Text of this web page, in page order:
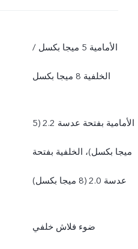
الأمامية 5 ميجا بكسل /
الخلفية 8 ميجا بكسل
الأمامية بفتحة عدسة 2.2 (5
ميجا بكسل)، الخلفية بفتحة
عدسة 2.0 (8 ميجا بكسل)
ضوء فلاش خلفي